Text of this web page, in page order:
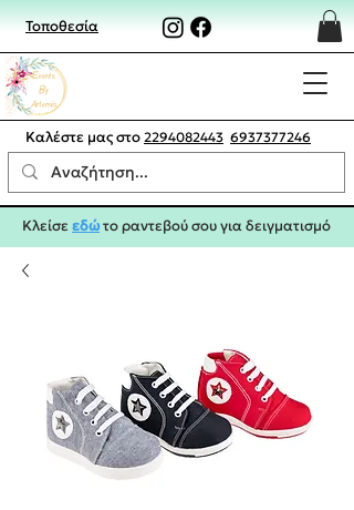
Τοποθεσία
Καλέστε μας στο 2294082443 6937377246
Κλείσεεδώτο ραντεβού σου για δειγματισμό